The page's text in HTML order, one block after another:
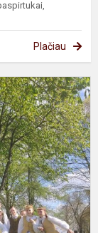
Plačiau